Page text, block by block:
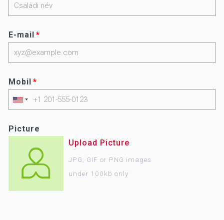
E-mail
Mobil
Picture
Upload Picture
JPG, GIF or PNG images
under 100kb only